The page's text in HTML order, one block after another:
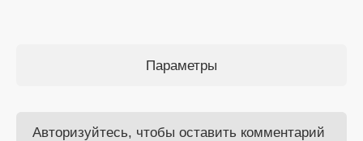
Параметры
Авторизуйтесь, чтобы оставить комментарий